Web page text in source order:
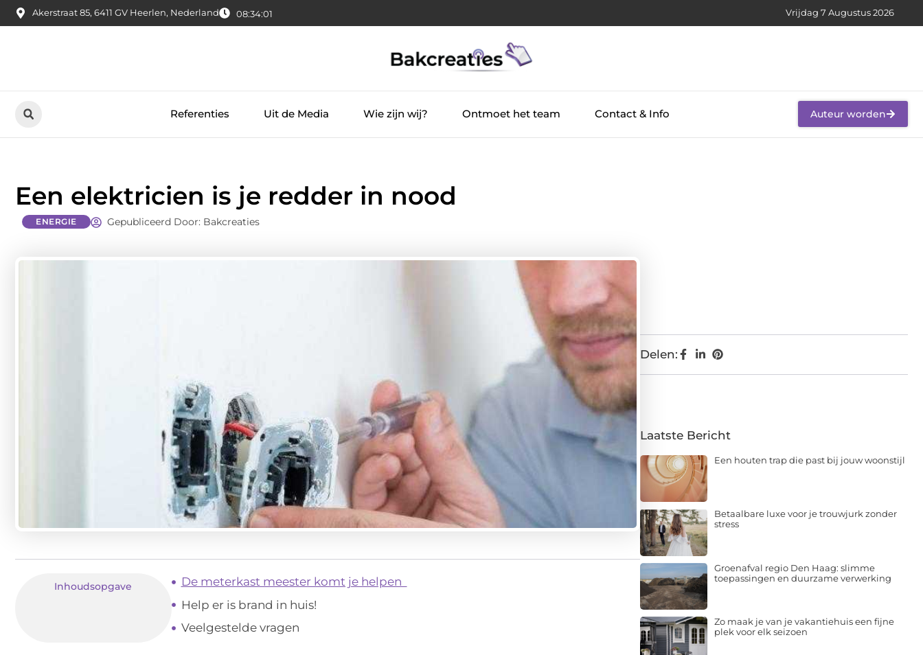
Akerstraat 85, 6411 GV Heerlen, Nederland 08:34:02 Vrijdag 7 Augustus 2026
Referenties Uit de Media Wie zijn wij? Ontmoet het team Contact & Info Auteur worden
Een elektricien is je redder in nood
ENERGIE Gepubliceerd Door: Bakcreaties
Inhoudsopgave
De meterkast meester komt je helpen
Help er is brand in huis!
Veelgestelde vragen
Delen:
Laatste Bericht
Een houten trap die past bij jouw woonstijl
Betaalbare luxe voor je trouwjurk zonder
stress
Groenafval regio Den Haag: slimme
toepassingen en duurzame verwerking
Zo maak je van je vakantiehuis een fijne
plek voor elk seizoen